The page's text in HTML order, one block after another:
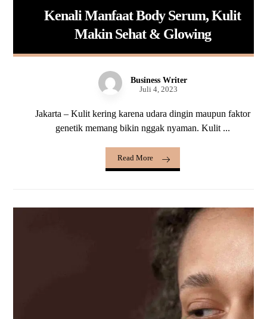
Kenali Manfaat Body Serum, Kulit
Makin Sehat & Glowing
Business Writer
Juli 4, 2023
Jakarta – Kulit kering karena udara dingin maupun faktor
genetik memang bikin nggak nyaman. Kulit ...
Read More